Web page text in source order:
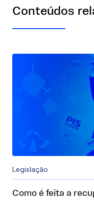
Conteúdos
Legislação
Como é feita a